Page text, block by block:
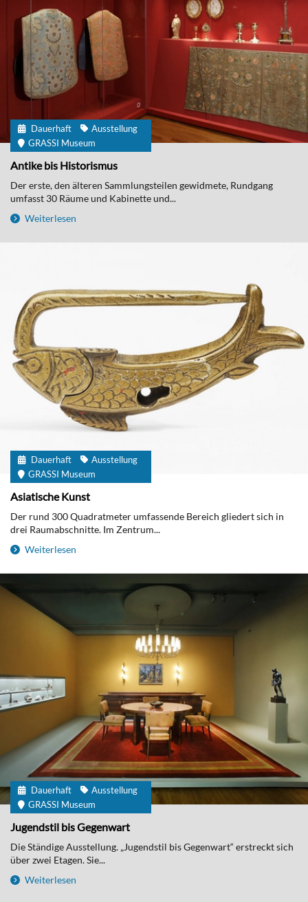
Dauerhaft
Ausstellung
GRASSI Museum
Antike bis Historismus
Der erste, den älteren Sammlungsteilen gewidmete, Rundgang
umfasst 30 Räume und Kabinette und...
Weiterlesen
Dauerhaft
Ausstellung
GRASSI Museum
Asiatische Kunst
Der rund 300 Quadratmeter umfassende Bereich gliedert sich in
drei Raumabschnitte. Im Zentrum...
Weiterlesen
Dauerhaft
Ausstellung
GRASSI Museum
Jugendstil bis Gegenwart
Die Ständige Ausstellung. „Jugendstil bis Gegenwart“ erstreckt sich
über zwei Etagen. Sie...
Weiterlesen